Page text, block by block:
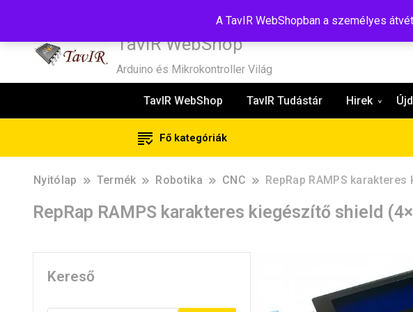
A TavIR WebShopban a személyes
TavIR WebShop
Arduino és Mikrokontroller Világ
TavIR WebShop TavIR Tudástár Hirek
Fő kategóriák
Nyitólap Termék Robotika CNC RepRap RAMPS
RepRap RAMPS karakteres kiegészítő shield
Kereső